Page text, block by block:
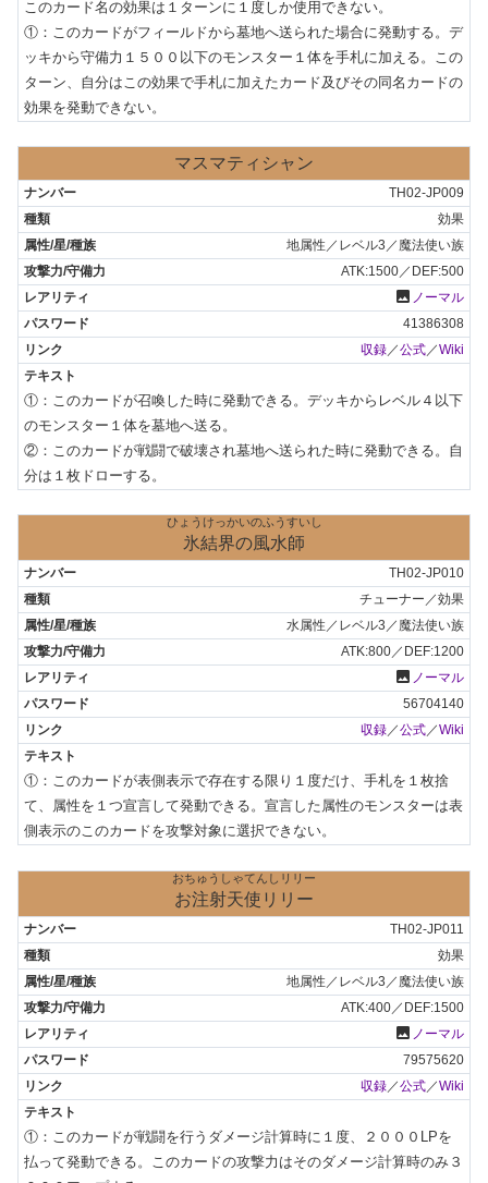
このカード名の効果は１ターンに１度しか使用できない。
①：このカードがフィールドから墓地へ送られた場合に発動する。デ
ッキから守備力１５００以下のモンスター１体を手札に加える。この
ターン、自分はこの効果で手札に加えたカード及びその同名カードの
効果を発動できない。
マスマティシャン
TH02-JP009
効果
地属性／レベル3／魔法使い族
ATK:1500／DEF:500
photo ノーマル
41386308
収録／公式／Wiki
①：このカードが召喚した時に発動できる。デッキからレベル４以下
のモンスター１体を墓地へ送る。
②：このカードが戦闘で破壊され墓地へ送られた時に発動できる。自
分は１枚ドローする。
ひょうけっかいのふうすいし
氷結界の風水師
TH02-JP010
チューナー／効果
水属性／レベル3／魔法使い族
ATK:800／DEF:1200
photo ノーマル
56704140
収録／公式／Wiki
①：このカードが表側表示で存在する限り１度だけ、手札を１枚捨
て、属性を１つ宣言して発動できる。宣言した属性のモンスターは表
側表示のこのカードを攻撃対象に選択できない。
おちゅうしゃてんしリリー
お注射天使リリー
TH02-JP011
効果
地属性／レベル3／魔法使い族
ATK:400／DEF:1500
photo ノーマル
79575620
収録 ／公式 ／Wiki
①：このカードが戦闘を行うダメージ計算時に１度、２０００LPを
払って発動できる。このカードの攻撃力はそのダメージ計算時のみ３